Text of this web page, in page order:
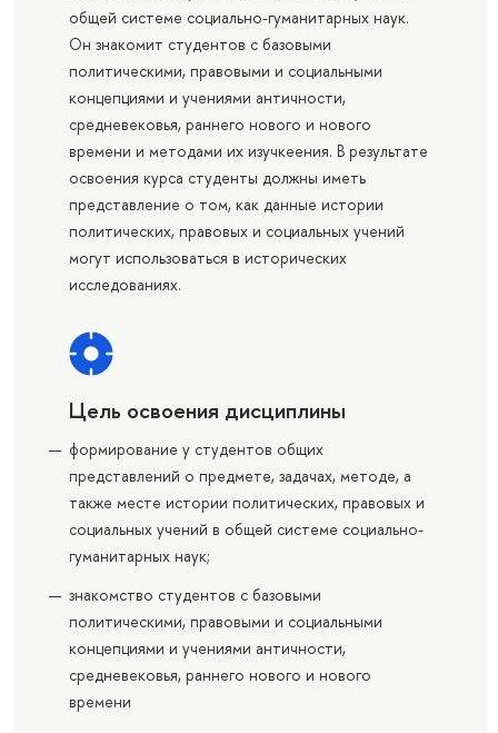
общей системе социально-гуманитарных наук.
Он знакомит студентов с базовыми
политическими, правовыми и социальными
концепциями и учениями античности,
средневековья, раннего нового и нового
времени и методами их изучкеения. В результате
освоения курса студенты должны иметь
представление о том, как данные истории
политических, правовых и социальных учений
могут использоваться в исторических
исследованиях.
Цель освоения дисциплины
формирование у студентов общих
представлений о предмете, задачах, методе, а
также месте истории политических, правовых и
социальных учений в общей системе социально-
гуманитарных наук;
знакомство студентов с базовыми
политическими, правовыми и социальными
концепциями и учениями античности,
средневековья, раннего нового и нового
времени